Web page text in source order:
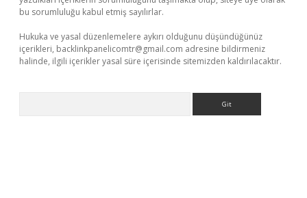
bu sorumluluğu kabul etmiş sayılırlar.
Hukuka ve yasal düzenlemelere aykırı olduğunu düşündüğünüz
içerikleri, backlinkpanelicomtr@gmail.com adresine bildirmeniz
halinde, ilgili içerikler yasal süre içerisinde sitemizden kaldırılacaktır.